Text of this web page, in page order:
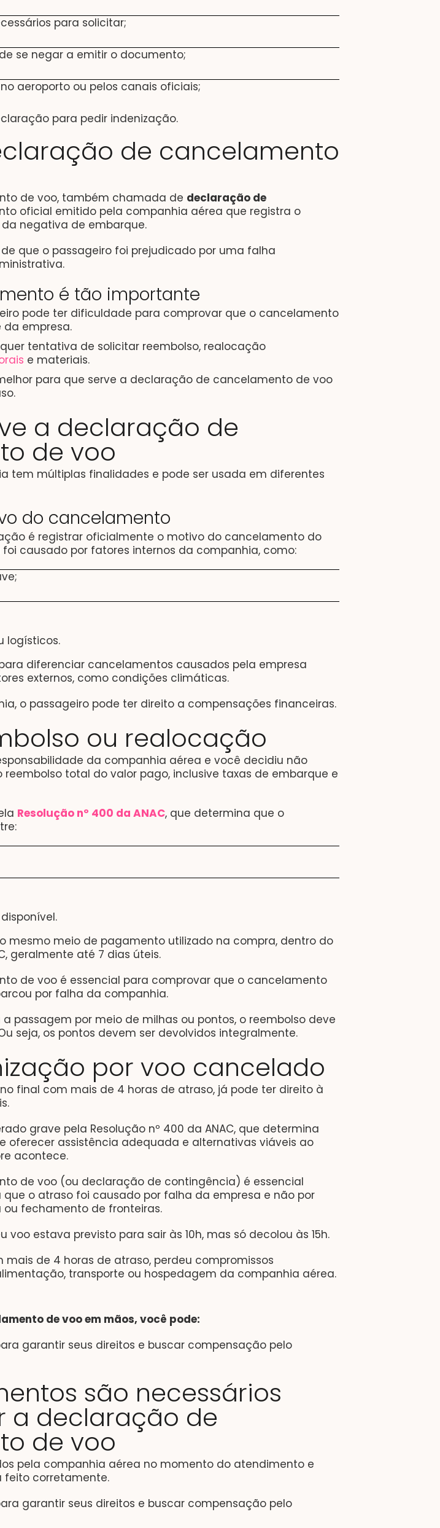
SP 424.232Leitura:12 min
para solicitar;
se negar a emitir o documento;
aeroporto ou pelos canais oficiais;
para pedir indenização.
de cancelamento
de voo, também chamada de declaração de
oficial emitido pela companhia aérea que registra o
negativa de embarque.
que o passageiro foi prejudicado por uma falha
é tão importante
pode ter dificuldade para comprovar que o cancelamento
da empresa.
tentativa de solicitar reembolso, realocação
e materiais.
para que serve a declaração de cancelamento de voo
a declaração de
de voo
tem múltiplas finalidades e pode ser usada em diferentes
do cancelamento
é registrar oficialmente o motivo do cancelamento do
foi causado por fatores internos da companhia, como:
logísticos.
diferenciar cancelamentos causados pela empresa
externos, como condições climáticas.
o passageiro pode ter direito a compensações financeiras.
ou realocação
da companhia aérea e você decidiu não
total do valor pago, inclusive taxas de embarque e
Resolução nº 400 da ANAC, que determina que o
mesmo meio de pagamento utilizado na compra, dentro do
geralmente até 7 dias úteis.
de voo é essencial para comprovar que o cancelamento
por falha da companhia.
passagem por meio de milhas ou pontos, o reembolso deve
seja, os pontos devem ser devolvidos integralmente.
por voo cancelado
final com mais de 4 horas de atraso, já pode ter direito à
grave pela Resolução nº 400 da ANAC, que determina
oferecer assistência adequada e alternativas viáveis ao
acontece.
de voo (ou declaração de contingência) é essencial
que o atraso foi causado por falha da empresa e não por
fechamento de fronteiras.
voo estava previsto para sair às 10h, mas só decolou às 15h.
de 4 horas de atraso, perdeu compromissos
transporte ou hospedagem da companhia aérea.
de voo em mãos, você pode:
garantir seus direitos e buscar compensação pelo
são necessários
a declaração de
de voo
pela companhia aérea no momento do atendimento e
feito corretamente.
garantir seus direitos e buscar compensação pelo